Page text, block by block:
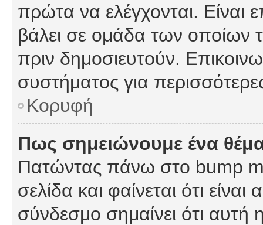
πρώτα να ελέγχονται. Είναι
βάλει σε ομάδα των οποίων
πριν δημοσιευτούν.
συστήματος για
Κορυφή
Πως σημειώνουμε ένα
Πατώντας πάνω στο bump
σελίδα και φαίνεται ότι
σύνδεσμο σημαίνει ότι αυτή